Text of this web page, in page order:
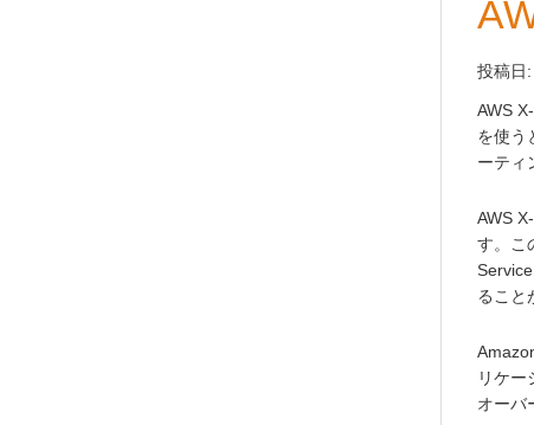
投稿日:
AWS
を使う
ーティ
AWS
す。こ
ること
リケ
オーバ